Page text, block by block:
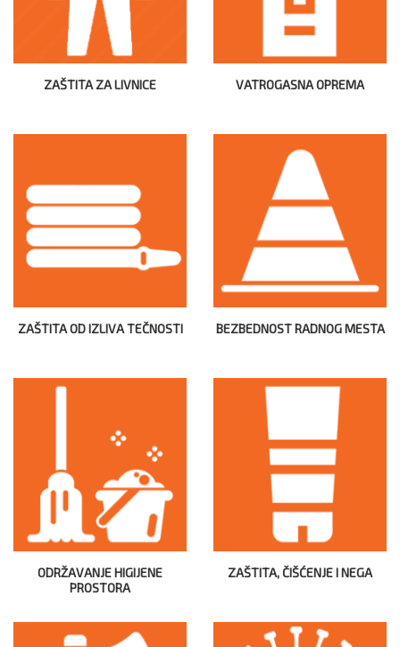
ZAŠTITA ZA LIVNICE VATROGASNA OPREMA
ZAŠTITA OD IZLIVA TEČNOSTI BEZBEDNOST RADNOG MESTA
ODRŽAVANJE HIGIJENE
PROSTORA
ZAŠTITA, ČIŠĆENJE I NEGA